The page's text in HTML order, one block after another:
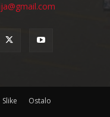
Slike Ostalo